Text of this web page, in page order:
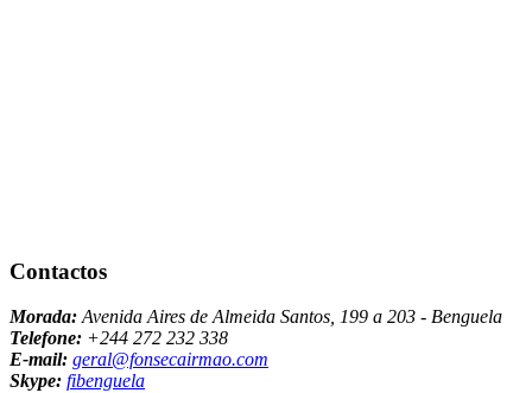
Contactos
Morada: Avenida Aires de Almeida Santos, 199 a 203 - Benguela
Telefone: +244 272 232 338
E-mail: geral@fonsecairmao.com
Skype: fibenguela